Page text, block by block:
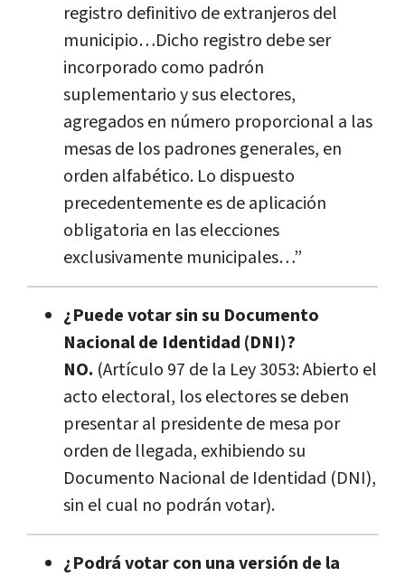
registro definitivo de extranjeros del
municipio…Dicho registro debe ser
incorporado como padrón
suplementario y sus electores,
agregados en número proporcional a las
mesas de los padrones generales, en
orden alfabético. Lo dispuesto
precedentemente es de aplicación
obligatoria en las elecciones
exclusivamente municipales…”
¿Puede votar sin su Documento
Nacional de Identidad (DNI)?
NO. (Artículo 97 de la Ley 3053: Abierto el
acto electoral, los electores se deben
presentar al presidente de mesa por
orden de llegada, exhibiendo su
Documento Nacional de Identidad (DNI),
sin el cual no podrán votar).
¿Podrá votar con una versión de la